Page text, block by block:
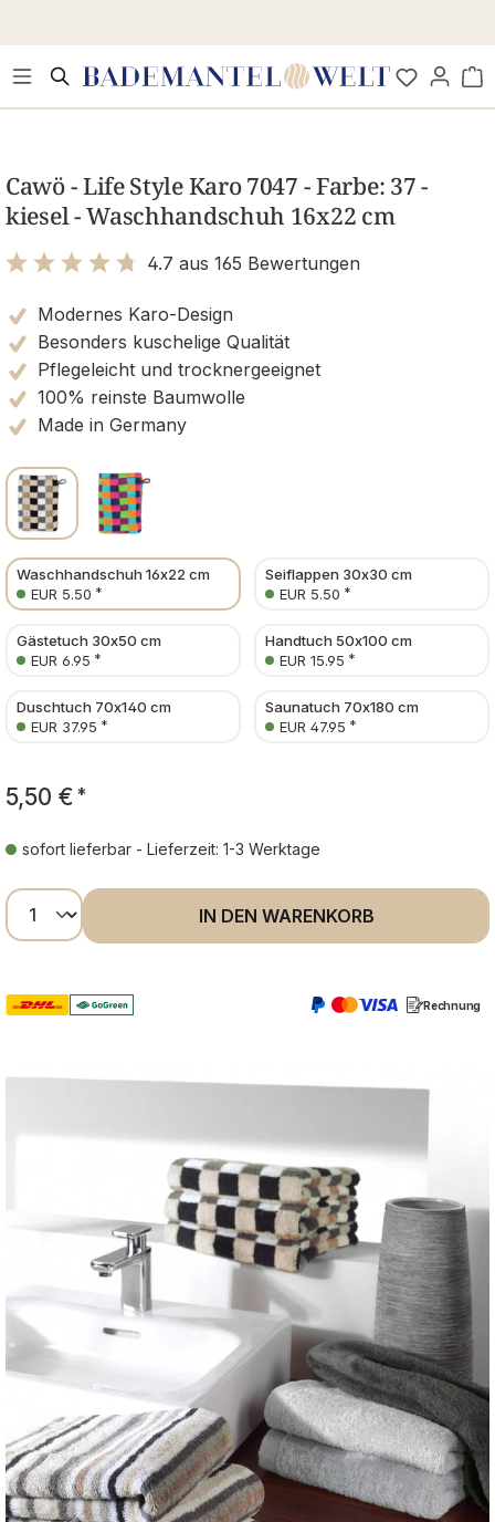
Cawö - Life Style Karo 7047 - Farbe: 37 -
kiesel - Waschhandschuh 16x22 cm
4.7 aus 165 Bewertungen
Modernes Karo-Design
Besonders kuschelige Qualität
Pflegeleicht und trocknergeeignet
100% reinste Baumwolle
Made in Germany
Waschhandschuh 16x22 cm
EUR 5.50 *
Seiflappen 30x30 cm
EUR 5.50 *
Gästetuch 30x50 cm
EUR 6.95 *
Handtuch 50x100 cm
EUR 15.95 *
Duschtuch 70x140 cm
EUR 37.95 *
Saunatuch 70x180 cm
EUR 47.95 *
5,50 € *
sofort lieferbar - Lieferzeit: 1-3 Werktage
Produkt Anzahl: Gib den gewünschten
IN DEN WARENKORB
Rechnung